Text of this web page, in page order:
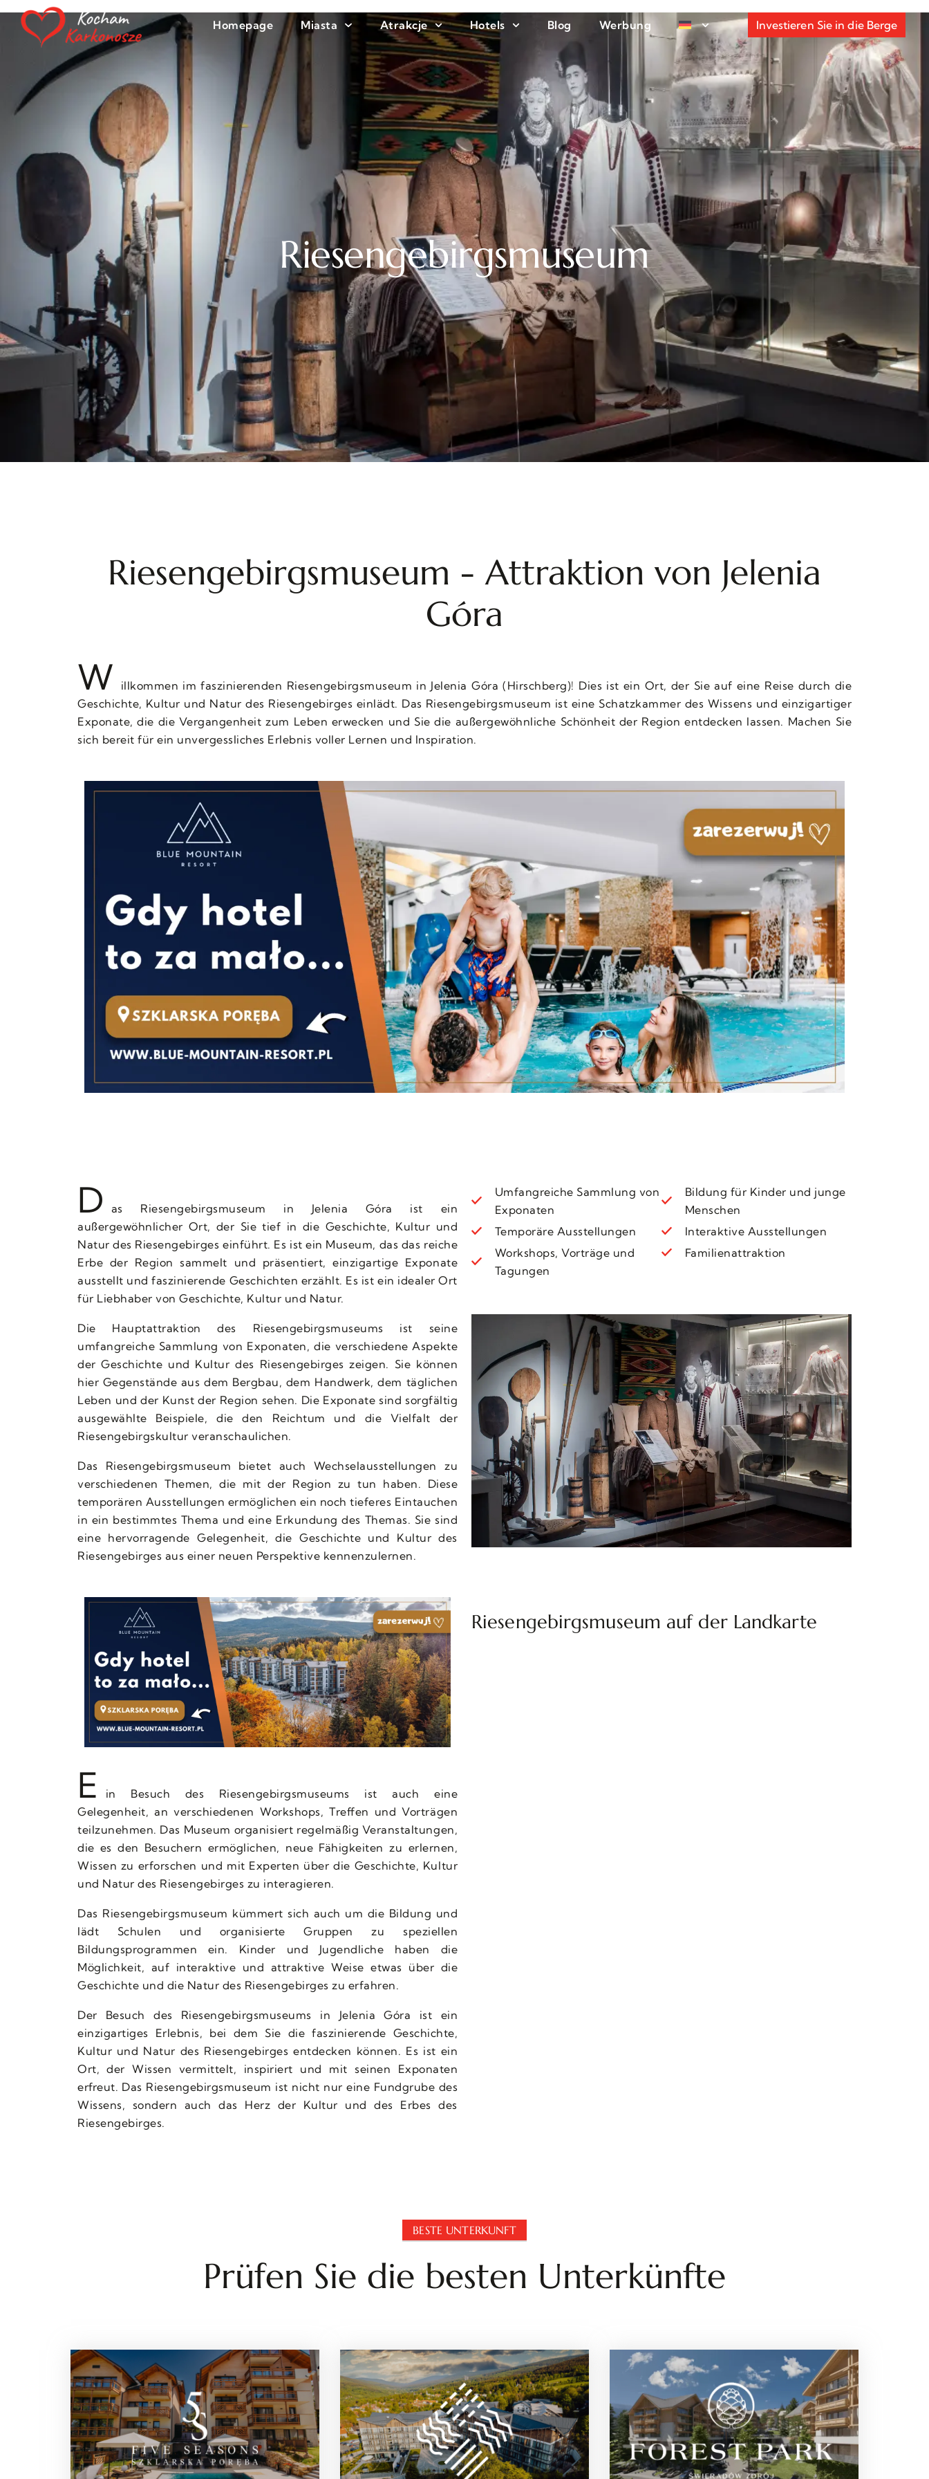
Homepage Miasta Atrakcje Hotels Blog Werbung Investieren Sie in die Berge
Riesengebirgsmuseum
Riesengebirgsmuseum - Attraktion von Jelenia
Góra
W
illkommen im faszinierenden Riesengebirgsmuseum in Jelenia Góra (Hirschberg)! Dies ist ein Ort, der Sie auf eine Reise durch die
Geschichte, Kultur und Natur des Riesengebirges einlädt. Das Riesengebirgsmuseum ist eine Schatzkammer des Wissens und einzigartiger
Exponate, die die Vergangenheit zum Leben erwecken und Sie die außergewöhnliche Schönheit der Region entdecken lassen. Machen Sie
sich bereit für ein unvergessliches Erlebnis voller Lernen und Inspiration.
D
as Riesengebirgsmuseum in Jelenia Góra ist ein
außergewöhnlicher Ort, der Sie tief in die Geschichte, Kultur und
Natur des Riesengebirges einführt. Es ist ein Museum, das das reiche
Erbe der Region sammelt und präsentiert, einzigartige Exponate
ausstellt und faszinierende Geschichten erzählt. Es ist ein idealer Ort
für Liebhaber von Geschichte, Kultur und Natur.
Die Hauptattraktion des Riesengebirgsmuseums ist seine
umfangreiche Sammlung von Exponaten, die verschiedene Aspekte
der Geschichte und Kultur des Riesengebirges zeigen. Sie können
hier Gegenstände aus dem Bergbau, dem Handwerk, dem täglichen
Leben und der Kunst der Region sehen. Die Exponate sind sorgfältig
ausgewählte Beispiele, die den Reichtum und die Vielfalt der
Riesengebirgskultur veranschaulichen.
Das Riesengebirgsmuseum bietet auch Wechselausstellungen zu
verschiedenen Themen, die mit der Region zu tun haben. Diese
temporären Ausstellungen ermöglichen ein noch tieferes Eintauchen
in ein bestimmtes Thema und eine Erkundung des Themas. Sie sind
eine hervorragende Gelegenheit, die Geschichte und Kultur des
Riesengebirges aus einer neuen Perspektive kennenzulernen.
E
in Besuch des Riesengebirgsmuseums ist auch eine
Gelegenheit, an verschiedenen Workshops, Treffen und Vorträgen
teilzunehmen. Das Museum organisiert regelmäßig Veranstaltungen,
die es den Besuchern ermöglichen, neue Fähigkeiten zu erlernen,
Wissen zu erforschen und mit Experten über die Geschichte, Kultur
und Natur des Riesengebirges zu interagieren.
Das Riesengebirgsmuseum kümmert sich auch um die Bildung und
lädt Schulen und organisierte Gruppen zu speziellen
Bildungsprogrammen ein. Kinder und Jugendliche haben die
Möglichkeit, auf interaktive und attraktive Weise etwas über die
Geschichte und die Natur des Riesengebirges zu erfahren.
Der Besuch des Riesengebirgsmuseums in Jelenia Góra ist ein
einzigartiges Erlebnis, bei dem Sie die faszinierende Geschichte,
Kultur und Natur des Riesengebirges entdecken können. Es ist ein
Ort, der Wissen vermittelt, inspiriert und mit seinen Exponaten
erfreut. Das Riesengebirgsmuseum ist nicht nur eine Fundgrube des
Wissens, sondern auch das Herz der Kultur und des Erbes des
Riesengebirges.
Umfangreiche Sammlung von
Exponaten
Temporäre Ausstellungen
Workshops, Vorträge und
Tagungen
Bildung für Kinder und junge
Menschen
Interaktive Ausstellungen
Familienattraktion
Riesengebirgsmuseum auf der Landkarte
BESTE UNTERKUNFT
Prüfen Sie die besten Unterkünfte